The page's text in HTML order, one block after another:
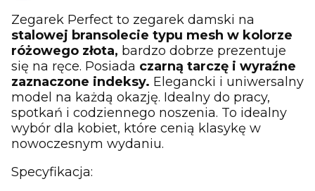
Zegarek Perfect to zegarek damski na
stalowej bransolecie typu mesh w kolorze
różowego złota, bardzo dobrze prezentuje
się na ręce. Posiada czarną tarczę i wyraźne
zaznaczone indeksy. Elegancki i uniwersalny
model na każdą okazję. Idealny do pracy,
spotkań i codziennego noszenia. To idealny
wybór dla kobiet, które cenią klasykę w
nowoczesnym wydaniu.
Specyfikacja: